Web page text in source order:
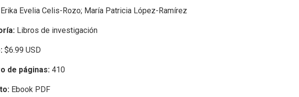
Erika Evelia Celis-Rozo; María Patricia López-Ramírez
Libros de investigación
$6.99 USD
de páginas: 410
Ebook PDF